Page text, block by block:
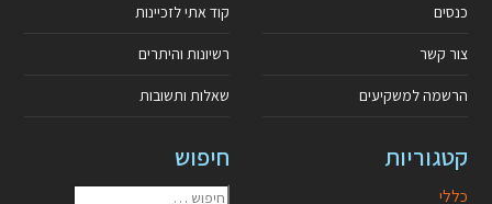
כנסים
צור קשר
הרשמה למשקיעים
קוד אתי לזכיינות
רשיונות והיתרים
שאלות ותשובות
קטגוריות
כללי
חיפוש